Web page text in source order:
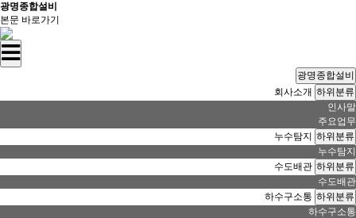
광명종합설비
본문 바로가기
광명종합설비
회사소개 하위분류
인사말
주요업무
누수탐지 하위분류
누수탐지
수도배관 하위분류
수도배관
하수구소통 하위분류
하수구소통